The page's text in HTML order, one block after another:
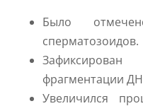
Было
сперматозоидов.
фрагментации
Увеличился